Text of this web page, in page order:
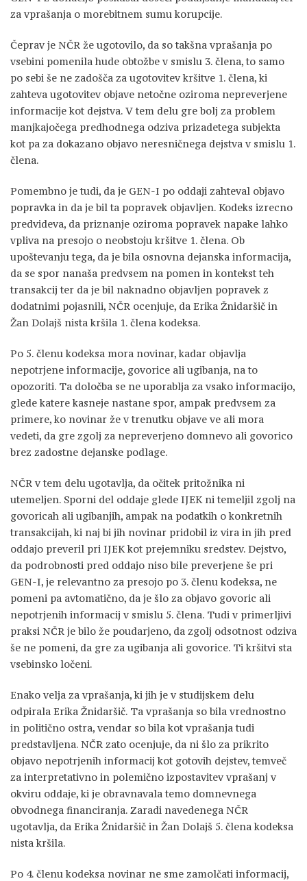
za vprašanja o morebitnem sumu korupcije.
Čeprav je NČR že ugotovilo, da so takšna vprašanja po
vsebini pomenila hude obtožbe v smislu 3. člena, to samo
po sebi še ne zadošča za ugotovitev kršitve 1. člena, ki
zahteva ugotovitev objave netočne oziroma nepreverjene
informacije kot dejstva. V tem delu gre bolj za problem
manjkajočega predhodnega odziva prizadetega subjekta
kot pa za dokazano objavo neresničnega dejstva v smislu 1.
člena.
Pomembno je tudi, da je GEN-I po oddaji zahteval objavo
popravka in da je bil ta popravek objavljen. Kodeks izrecno
predvideva, da priznanje oziroma popravek napake lahko
vpliva na presojo o neobstoju kršitve 1. člena. Ob
upoštevanju tega, da je bila osnovna dejanska informacija,
da se spor nanaša predvsem na pomen in kontekst teh
transakcij ter da je bil naknadno objavljen popravek z
dodatnimi pojasnili, NČR ocenjuje, da Erika Žnidaršič in
Žan Dolajš nista kršila 1. člena kodeksa.
Po 5. členu kodeksa mora novinar, kadar objavlja
nepotrjene informacije, govorice ali ugibanja, na to
opozoriti. Ta določba se ne uporablja za vsako informacijo,
glede katere kasneje nastane spor, ampak predvsem za
primere, ko novinar že v trenutku objave ve ali mora
vedeti, da gre zgolj za nepreverjeno domnevo ali govorico
brez zadostne dejanske podlage.
NČR v tem delu ugotavlja, da očitek pritožnika ni
utemeljen. Sporni del oddaje glede IJEK ni temeljil zgolj na
govoricah ali ugibanjih, ampak na podatkih o konkretnih
transakcijah, ki naj bi jih novinar pridobil iz vira in jih pred
oddajo preveril pri IJEK kot prejemniku sredstev. Dejstvo,
da podrobnosti pred oddajo niso bile preverjene še pri
GEN-I, je relevantno za presojo po 3. členu kodeksa, ne
pomeni pa avtomatično, da je šlo za objavo govoric ali
nepotrjenih informacij v smislu 5. člena. Tudi v primerljivi
praksi NČR je bilo že poudarjeno, da zgolj odsotnost odziva
še ne pomeni, da gre za ugibanja ali govorice. Ti kršitvi sta
vsebinsko ločeni.
Enako velja za vprašanja, ki jih je v studijskem delu
odpirala Erika Žnidaršič. Ta vprašanja so bila vrednostno
in politično ostra, vendar so bila kot vprašanja tudi
predstavljena. NČR zato ocenjuje, da ni šlo za prikrito
objavo nepotrjenih informacij kot gotovih dejstev, temveč
za interpretativno in polemično izpostavitev vprašanj v
okviru oddaje, ki je obravnavala temo domnevnega
obvodnega financiranja. Zaradi navedenega NČR
ugotavlja, da Erika Žnidaršič in Žan Dolajš 5. člena kodeksa
nista kršila.
Po 4. členu kodeksa novinar ne sme zamolčati informacij,